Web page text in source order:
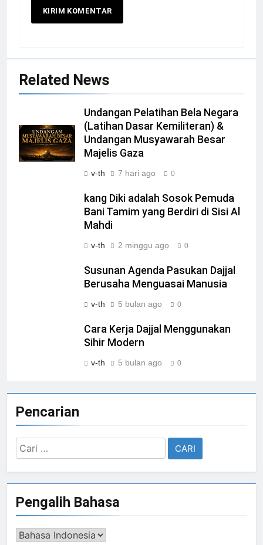
Related News
Undangan Pelatihan Bela Negara
(Latihan Dasar Kemiliteran) &
Undangan Musyawarah Besar
Majelis Gaza
v-th 7 hari ago 0
kang Diki adalah Sosok Pemuda
Bani Tamim yang Berdiri di Sisi Al
Mahdi
v-th 2 minggu ago 0
Susunan Agenda Pasukan Dajjal
Berusaha Menguasai Manusia
v-th 5 bulan ago 0
Cara Kerja Dajjal Menggunakan
Sihir Modern
v-th 5 bulan ago 0
Pencarian
Cari
untuk:
Pengalih Bahasa
Pengalih